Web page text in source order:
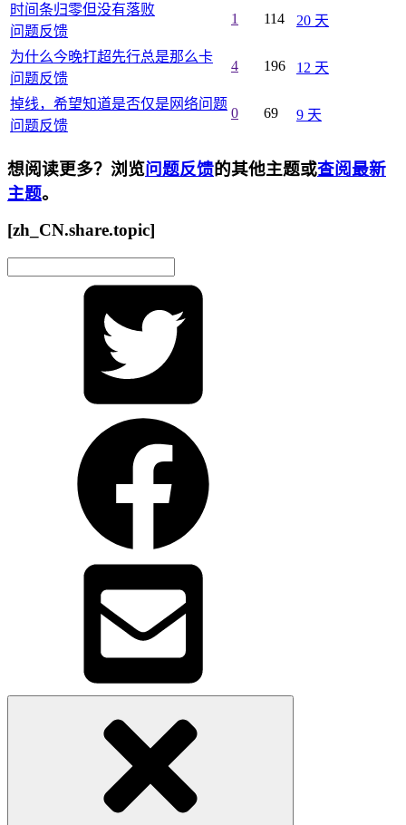
时间条归零但没有落败
问题反馈
1 114 20 天
为什么今晚打超先行总是那么卡
问题反馈
4 196 12 天
掉线，希望知道是否仅是网络问题
问题反馈
0 69 9 天
想阅读更多？浏览问题反馈的其他主题或查阅最新
主题。
[zh_CN.share.topic]